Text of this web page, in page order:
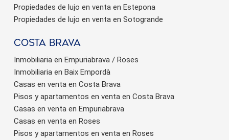
Propiedades de lujo en venta en Estepona
Propiedades de lujo en venta en Sotogrande
Costa brava
Inmobiliaria en Empuriabrava / Roses
Inmobiliaria en Baix Empordà
Casas en venta en Costa Brava
Pisos y apartamentos en venta en Costa Brava
Casas en venta en Empuriabrava
Casas en venta en Roses
Pisos y apartamentos en venta en Roses